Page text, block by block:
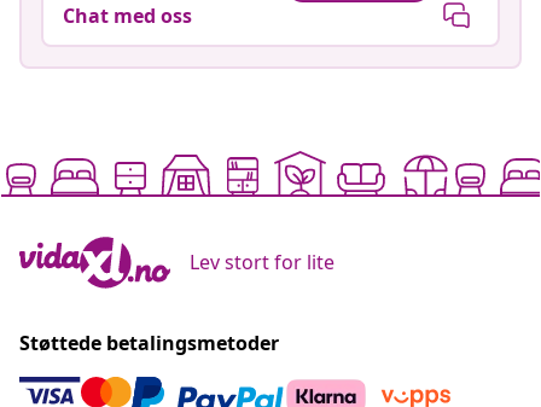
Chat med oss
Lev stort for lite
Støttede betalingsmetoder